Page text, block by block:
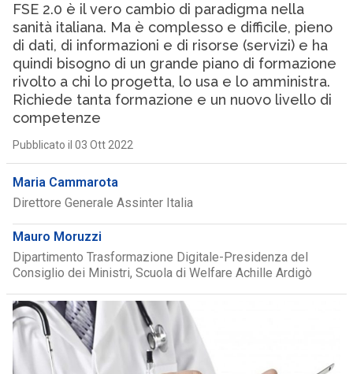
FSE 2.0 è il vero cambio di paradigma nella
sanità italiana. Ma è complesso e difficile, pieno
di dati, di informazioni e di risorse (servizi) e ha
quindi bisogno di un grande piano di formazione
rivolto a chi lo progetta, lo usa e lo amministra.
Richiede tanta formazione e un nuovo livello di
competenze
Pubblicato il 03 Ott 2022
Maria Cammarota
Direttore Generale Assinter Italia
Mauro Moruzzi
Dipartimento Trasformazione Digitale-Presidenza del
Consiglio dei Ministri, Scuola di Welfare Achille Ardigò